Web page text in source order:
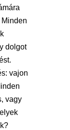
dolgot
vajon
vagy